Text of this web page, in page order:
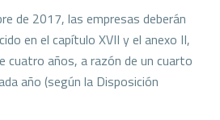
de 2017, las empresas deberán
en el capítulo XVII y el anexo II,
cuatro años, a razón de un cuarto
año (según la Disposición